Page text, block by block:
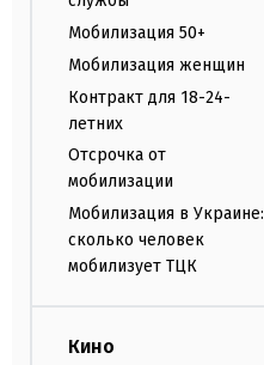
Мобилизация 50+
Мобилизация женщин
Контракт для 18-24-
летних
Отсрочка от
мобилизации
Мобилизация в Украине:
сколько человек
мобилизует ТЦК
Кино